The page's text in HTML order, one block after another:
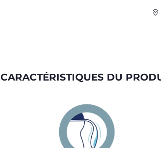
CARACTÉRISTIQUES DU